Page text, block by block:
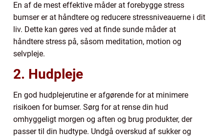
En af de mest effektive måder at forebygge stress
bumser er at håndtere og reducere stressniveauerne i dit
liv. Dette kan gøres ved at finde sunde måder at
håndtere stress på, såsom meditation, motion og
selvpleje.
2. Hudpleje
En god hudplejerutine er afgørende for at minimere
risikoen for bumser. Sørg for at rense din hud
omhyggeligt morgen og aften og brug produkter, der
passer til din hudtype. Undgå overskud af sukker og